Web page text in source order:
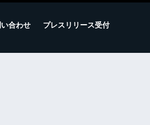
合わせ プレスリリース受付